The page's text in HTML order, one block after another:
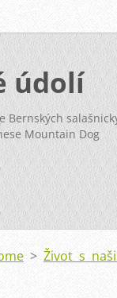
údolí
Bernských
Mountain Dog
> Život s